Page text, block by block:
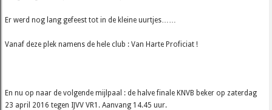
Er werd nog lang gefeest tot in de kleine uurtjes……
Vanaf deze plek namens de hele club : Van Harte Proficiat !
En nu op naar de volgende mijlpaal : de halve finale KNVB beker op zaterdag
23 april 2016 tegen IJVV VR1. Aanvang 14.45 uur.